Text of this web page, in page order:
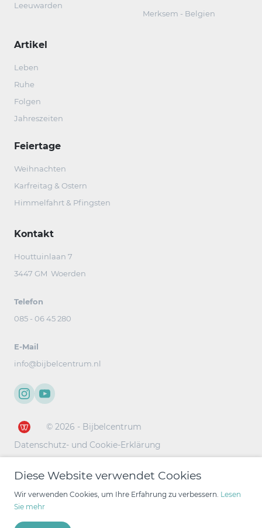
Leeuwarden
Merksem - Belgien
Artikel
Leben
Ruhe
Folgen
Jahreszeiten
Feiertage
Weihnachten
Karfreitag & Ostern
Himmelfahrt & Pfingsten
Kontakt
Houttuinlaan 7
3447 GM Woerden
Telefon
085 - 06 45 280
E-Mail
info@bijbelcentrum.nl
© 2026 - Bijbelcentrum
Datenschutz- und Cookie-Erklärung
Diese Website verwendet Cookies
Wir verwenden Cookies, um Ihre Erfahrung zu verbessern. Lesen
Sie mehr